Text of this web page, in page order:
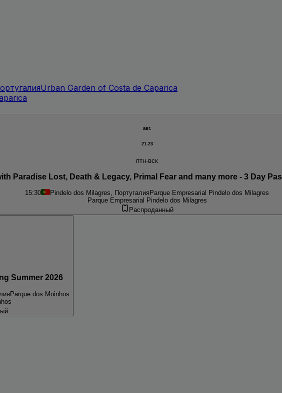
Urban Garden of Costa de Caparica
авг.
21-23
птн-вск
Paradise Lost, Death & Legacy, Primal Fear and many more - 3 Day
15:30 Pindelo dos Milagres, Португалия Parque Empresarial Pindelo dos Milagres
Parque Empresarial Pindelo dos Milagres
Распроданный
Summer 2026
Parque dos Moinhos